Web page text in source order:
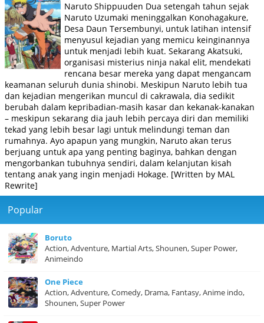
Naruto Shippuuden Dua setengah tahun sejak
Naruto Uzumaki meninggalkan Konohagakure,
Desa Daun Tersembunyi, untuk latihan intensif
menyusul kejadian yang memicu keinginannya
untuk menjadi lebih kuat. Sekarang Akatsuki,
organisasi misterius ninja nakal elit, mendekati
rencana besar mereka yang dapat mengancam
keamanan seluruh dunia shinobi. Meskipun Naruto lebih tua
dan kejadian mengerikan muncul di cakrawala, dia sedikit
berubah dalam kepribadian-masih kasar dan kekanak-kanakan
– meskipun sekarang dia jauh lebih percaya diri dan memiliki
tekad yang lebih besar lagi untuk melindungi teman dan
rumahnya. Ayo apapun yang mungkin, Naruto akan terus
berjuang untuk apa yang penting baginya, bahkan dengan
mengorbankan tubuhnya sendiri, dalam kelanjutan kisah
tentang anak yang ingin menjadi Hokage. [Written by MAL
Rewrite]
Popular
Boruto
Action, Adventure, Martial Arts, Shounen, Super Power,
Animeindo
One Piece
Action, Adventure, Comedy, Drama, Fantasy, Anime indo,
Shounen, Super Power